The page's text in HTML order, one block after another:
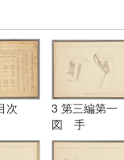
次
3 第三編第一
図 手